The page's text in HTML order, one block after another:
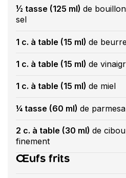
½ tasse (125 ml) de
sel
1 c. à table (15 ml) de beurre
1 c. à table (15 ml) de
1 c. à table (15 ml) de miel
¼ tasse (60 ml) de
2 c. à table (30 ml) de
finement
Œufs frits